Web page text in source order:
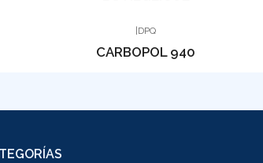
DPQ
CARBOPOL 940